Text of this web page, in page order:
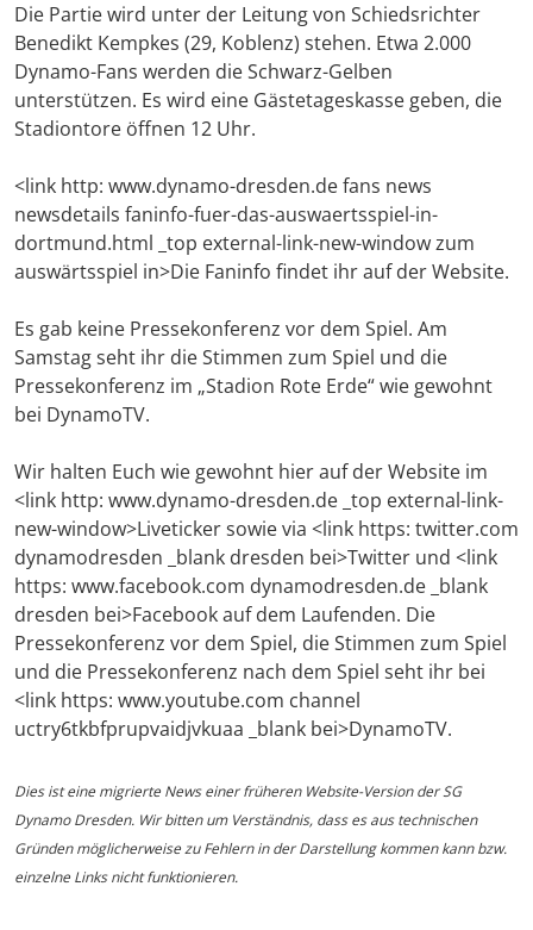
Die Partie wird unter der Leitung von Schiedsrichter
Benedikt Kempkes (29, Koblenz) stehen. Etwa 2.000
Dynamo-Fans werden die Schwarz-Gelben
unterstützen. Es wird eine Gästetageskasse geben, die
Stadiontore öffnen 12 Uhr.
<link http: www.dynamo-dresden.de fans news
newsdetails faninfo-fuer-das-auswaertsspiel-in-
dortmund.html _top external-link-new-window zum
auswärtsspiel in>Die Faninfo findet ihr auf der Website.
Es gab keine Pressekonferenz vor dem Spiel. Am
Samstag seht ihr die Stimmen zum Spiel und die
Pressekonferenz im „Stadion Rote Erde“ wie gewohnt
bei DynamoTV.
Wir halten Euch wie gewohnt hier auf der Website im
<link http: www.dynamo-dresden.de _top external-link-
new-window>Liveticker sowie via <link https: twitter.com
dynamodresden _blank dresden bei>Twitter und <link
https: www.facebook.com dynamodresden.de _blank
dresden bei>Facebook auf dem Laufenden. Die
Pressekonferenz vor dem Spiel, die Stimmen zum Spiel
und die Pressekonferenz nach dem Spiel seht ihr bei
<link https: www.youtube.com channel
uctry6tkbfprupvaidjvkuaa _blank bei>DynamoTV.
Dies ist eine migrierte News einer früheren Website-Version der SG
Dynamo Dresden. Wir bitten um Verständnis, dass es aus technischen
Gründen möglicherweise zu Fehlern in der Darstellung kommen kann bzw.
einzelne Links nicht funktionieren.